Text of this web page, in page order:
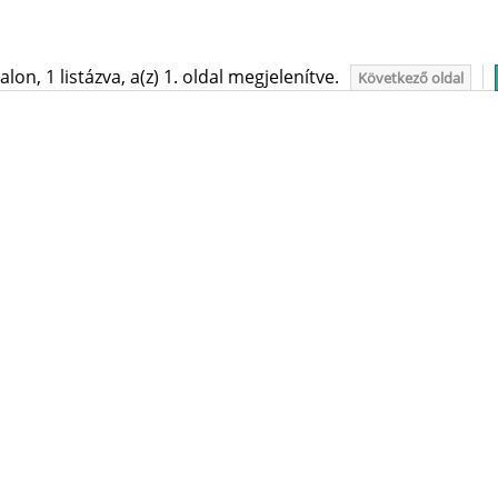
1 listázva, a(z) 1. oldal megjelenítve. Következő oldal